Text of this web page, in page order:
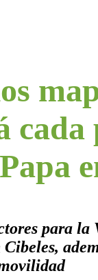
cada
para